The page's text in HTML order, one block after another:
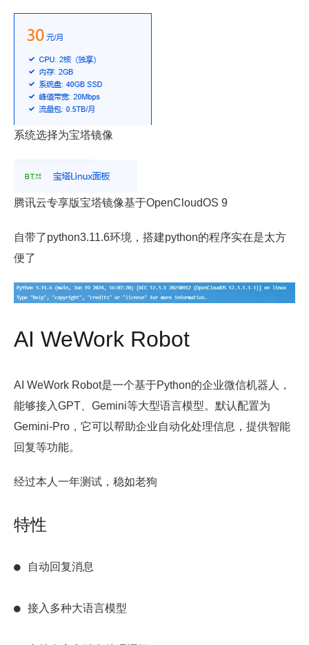
系统选择为宝塔镜像
腾讯云专享版宝塔镜像基于OpenCloudOS 9
自带了python3.11.6环境，搭建python的程序实在是太方
便了
AI WeWork Robot
AI WeWork Robot是一个基于Python的企业微信机器人，
能够接入GPT、Gemini等大型语言模型。默认配置为
Gemini-Pro，它可以帮助企业自动化处理信息，提供智能
回复等功能。
经过本人一年测试，稳如老狗
特性
● 自动回复消息
● 接入多种大语言模型